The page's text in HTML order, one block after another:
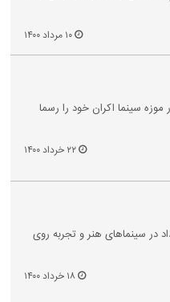
۱۰ مرداد ۱۴۰۰
سینما اکران خود را رسما
۲۲ خرداد ۱۴۰۰
«آبجی» به کارگردانی مرجان اشرفی‌زاده از جمعه ۲۱ خرداد در سینماهای هنر و تجربه روی